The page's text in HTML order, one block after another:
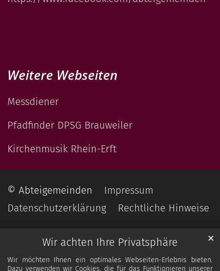
Wir achten Ihre Privatsphäre
Wir möchten Ihnen ein optimales Webseiten-Erlebnis bieten.
Dazu verwenden wir Cookies, die für das Funktionieren unserer
✕
Weitere Webseiten
Messdiener
Pfadfinder DPSG Brauweiler
Kirchenmusik Rhein-Erft
© Abteigemeinden
Impressum
Datenschutzerklärung
Rechtliche Hinweise